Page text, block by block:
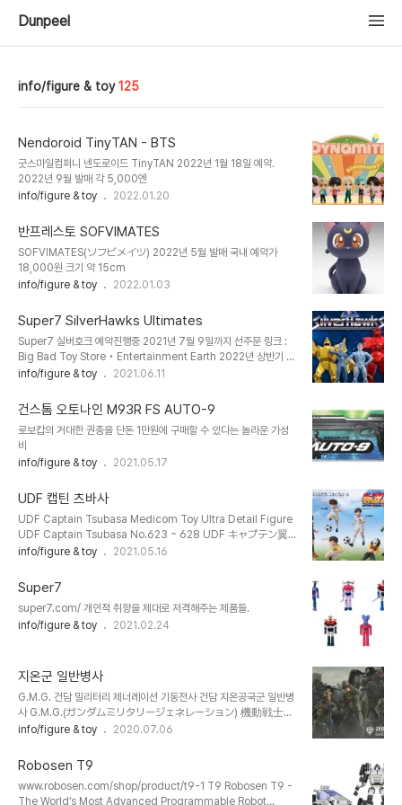
Dunpeel
info/figure & toy 125
Nendoroid TinyTAN - BTS
굿스마일컴퍼니 넨도로이드 TinyTAN 2022년 1월 18일 예약.
2022년 9월 발매 각 5,000엔
info/figure & toy
2022.01.20
반프레스토 SOFVIMATES
SOFVIMATES(ソフビメイツ) 2022년 5월 발매 국내 예약가
18,000원 크기 약 15cm
info/figure & toy
2022.01.03
Super7 SilverHawks Ultimates
Super7 실버호크 예약진행중 2021년 7월 9일까지 선주문 링크 :
Big Bad Toy Store • Entertainment Earth 2022년 상반기 발
매예정 몬스타 85달러, 그외 55달러. 전체 세트 250달러
info/figure & toy 2021.06.11
건스톰 오토나인 M93R FS AUTO-9
로보캅의 거대한 권총을 단돈 1만원에 구매할 수 있다는 놀라운 가성
비
info/figure & toy
2021.05.17
UDF 캡틴 츠바사
UDF Captain Tsubasa Medicom Toy Ultra Detail Figure
UDF Captain Tsubasa No.623 ~ 628 UDF キャプテン翼
2021. 10. 발매 1,430엔 55~95mm
info/figure & toy 2021.05.16
Super7
super7.com/ 개인적 취향을 제대로 저격해주는 제품들.
info/figure & toy
2021.02.24
지온군 일반병사
G.M.G. 건담 밀리터리 제너레이션 기동전사 건담 지온공국군 일반병
사 G.M.G.(ガンダムミリタリージェネレーション) 機動戦士ガ
ンダム ジオン公国軍一般兵士 https://p-
bandai.jp/item/item-1000147488/ 가격 : 개별 4,378엔 (세
금 포함) / 일괄 3종 13,134엔 (세금 포함) 발매 : 2020년 12월 발
송 예정
info/figure & toy 2020.07.06
Robosen T9
www.robosen.com/shop/product/t9-1 T9 Robosen T9 -
The World’s Most Advanced Programmable Robot